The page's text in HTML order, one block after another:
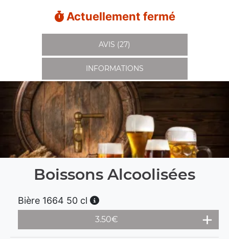
Actuellement fermé
AVIS (27)
INFORMATIONS
Boissons Alcoolisées
Bière 1664 50 cl
3.50€